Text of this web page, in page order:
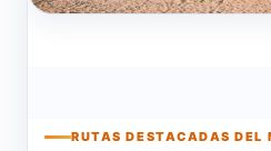
RUTAS DESTACADAS DEL